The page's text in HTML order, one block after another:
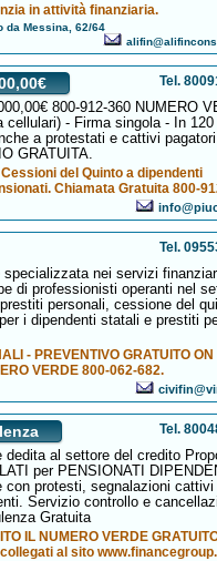
in attività finanziaria.
da Messina, 62/64
Tel.
800-912-360 NUMERO
cellulari) - Firma singola - In
a protestati e cattivi
GRATUITA.
del Quinto a dipendenti
Chiamata Gratuita 800-
Tel.
specializzata nei servizi
di professionisti operanti nel
personali, cessione del
i dipendenti statali e prestiti
- PREVENTIVO GRATUITO ON
VERDE 800-062-682.
Tel.
dedita al settore del credito
per PENSIONATI
con protesti, segnalazioni cattivi
Servizio controllo e
Gratuita
IL NUMERO VERDE
al sito